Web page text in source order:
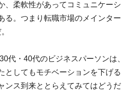
、柔軟性があってコミュニケーシ
る。つまり転職市場のメインター
代・40代のビジネスパーソンは、
としてもモチベーションを下げる
ンス到来ととらえてみてはどうだ